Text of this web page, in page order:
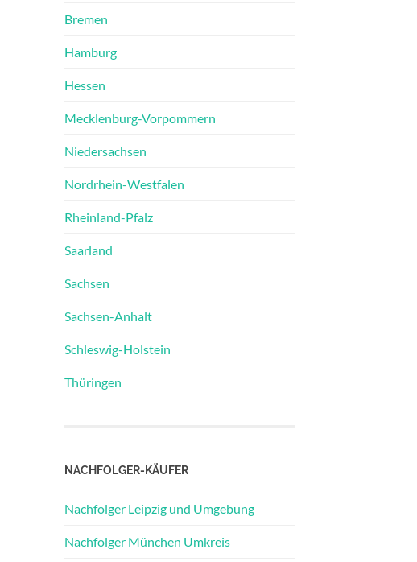
Bremen
Hamburg
Hessen
Mecklenburg-Vorpommern
Niedersachsen
Nordrhein-Westfalen
Rheinland-Pfalz
Saarland
Sachsen
Sachsen-Anhalt
Schleswig-Holstein
Thüringen
NACHFOLGER-KÄUFER
Nachfolger Leipzig und Umgebung
Nachfolger München Umkreis